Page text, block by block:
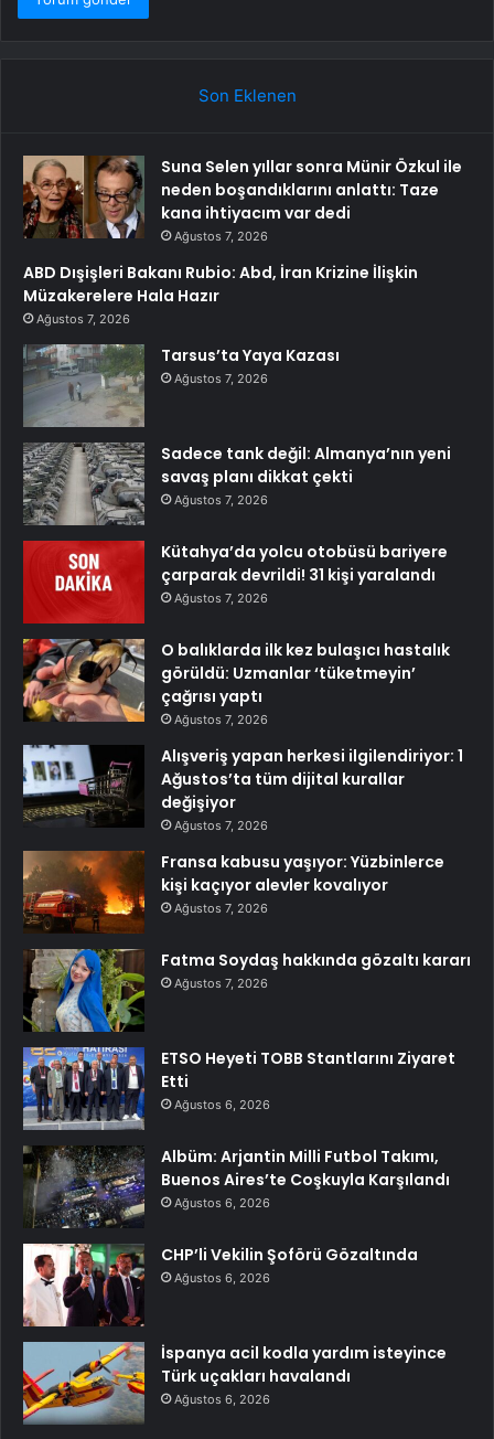
Son Eklenen
Suna Selen yıllar sonra Münir Özkul ile
neden boşandıklarını anlattı: Taze
kana ihtiyacım var dedi
Ağustos 7, 2026
ABD Dışişleri Bakanı Rubio: Abd, İran Krizine İlişkin
Müzakerelere Hala Hazır
Ağustos 7, 2026
Tarsus’ta Yaya Kazası
Ağustos 7, 2026
Sadece tank değil: Almanya’nın yeni
savaş planı dikkat çekti
Ağustos 7, 2026
Kütahya’da yolcu otobüsü bariyere
çarparak devrildi! 31 kişi yaralandı
Ağustos 7, 2026
O balıklarda ilk kez bulaşıcı hastalık
görüldü: Uzmanlar ‘tüketmeyin’
çağrısı yaptı
Ağustos 7, 2026
Alışveriş yapan herkesi ilgilendiriyor: 1
Ağustos’ta tüm dijital kurallar
değişiyor
Ağustos 7, 2026
Fransa kabusu yaşıyor: Yüzbinlerce
kişi kaçıyor alevler kovalıyor
Ağustos 7, 2026
Fatma Soydaş hakkında gözaltı kararı
Ağustos 7, 2026
ETSO Heyeti TOBB Stantlarını Ziyaret
Etti
Ağustos 6, 2026
Albüm: Arjantin Milli Futbol Takımı,
Buenos Aires’te Coşkuyla Karşılandı
Ağustos 6, 2026
CHP’li Vekilin Şoförü Gözaltında
Ağustos 6, 2026
İspanya acil kodla yardım isteyince
Türk uçakları havalandı
Ağustos 6, 2026